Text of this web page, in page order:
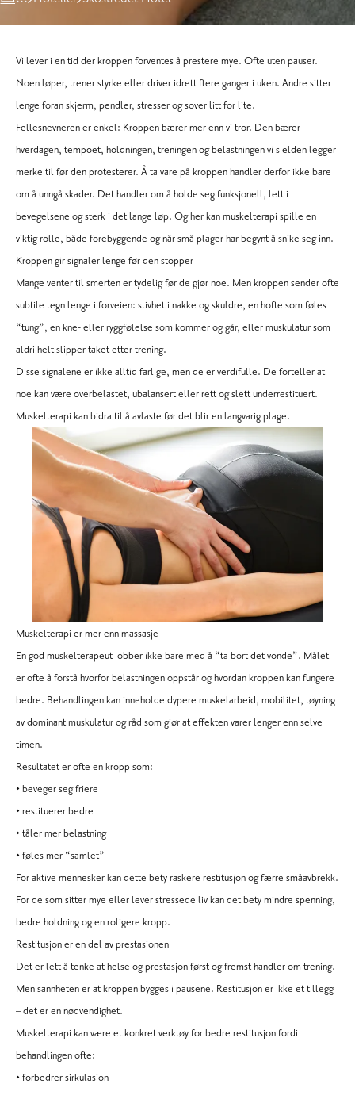
Vi lever i en tid der kroppen forventes å prestere mye. Ofte uten pauser.
Noen løper, trener styrke eller driver idrett flere ganger i uken. Andre sitter
lenge foran skjerm, pendler, stresser og sover litt for lite.
Fellesnevneren er enkel: Kroppen bærer mer enn vi tror. Den bærer
hverdagen, tempoet, holdningen, treningen og belastningen vi sjelden legger
merke til før den protesterer. Å ta vare på kroppen handler derfor ikke bare
om å unngå skader. Det handler om å holde seg funksjonell, lett i
bevegelsene og sterk i det lange løp. Og her kan muskelterapi spille en
viktig rolle, både forebyggende og når små plager har begynt å snike seg inn.
Kroppen gir signaler lenge før den stopper
Mange venter til smerten er tydelig før de gjør noe. Men kroppen sender ofte
subtile tegn lenge i forveien: stivhet i nakke og skuldre, en hofte som føles
“tung”, en kne- eller ryggfølelse som kommer og går, eller muskulatur som
aldri helt slipper taket etter trening.
Disse signalene er ikke alltid farlige, men de er verdifulle. De forteller at
noe kan være overbelastet, ubalansert eller rett og slett underrestituert.
Muskelterapi kan bidra til å avlaste før det blir en langvarig plage.
Muskelterapi er mer enn massasje
En god muskelterapeut jobber ikke bare med å “ta bort det vonde”. Målet
er ofte å forstå hvorfor belastningen oppstår og hvordan kroppen kan fungere
bedre. Behandlingen kan inneholde dypere muskelarbeid, mobilitet, tøyning
av dominant muskulatur og råd som gjør at effekten varer lenger enn selve
timen.
Resultatet er ofte en kropp som:
• beveger seg friere
• restituerer bedre
• tåler mer belastning
• føles mer “samlet”
For aktive mennesker kan dette bety raskere restitusjon og færre småavbrekk.
For de som sitter mye eller lever stressede liv kan det bety mindre spenning,
bedre holdning og en roligere kropp.
Restitusjon er en del av prestasjonen
Det er lett å tenke at helse og prestasjon først og fremst handler om trening.
Men sannheten er at kroppen bygges i pausene. Restitusjon er ikke et tillegg
– det er en nødvendighet.
Muskelterapi kan være et konkret verktøy for bedre restitusjon fordi
behandlingen ofte:
• forbedrer sirkulasjon